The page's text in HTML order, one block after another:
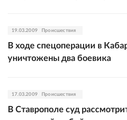
19.03.2009 Происшествия
В ходе спецоперации в
уничтожены два боевика
17.03.2009 Происшествия
В Ставрополе суд